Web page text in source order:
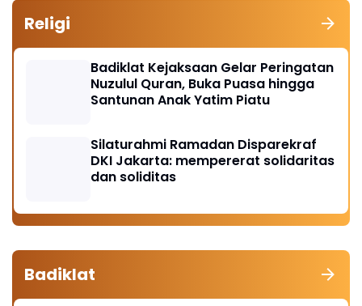
Religi
Badiklat Kejaksaan Gelar Peringatan
Nuzulul Quran, Buka Puasa hingga
Santunan Anak Yatim Piatu
Silaturahmi Ramadan Disparekraf
DKI Jakarta: mempererat solidaritas
dan soliditas
Badiklat